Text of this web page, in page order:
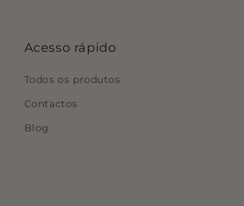
Acesso rápido
Todos os produtos
Contactos
Blog